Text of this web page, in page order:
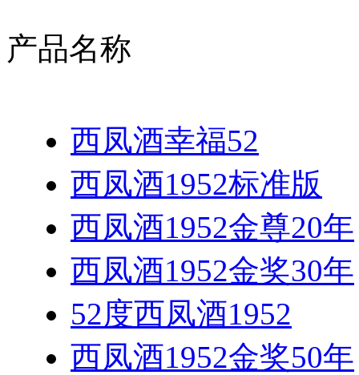
产品名称
西凤酒幸福52
西凤酒1952标准版
西凤酒1952金尊20年
西凤酒1952金奖30年
52度西凤酒1952
西凤酒1952金奖50年